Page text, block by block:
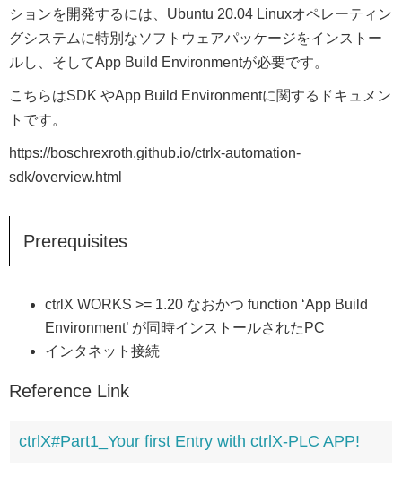
ションを開発するには、Ubuntu 20.04 Linuxオペレーティン
グシステムに特別なソフトウェアパッケージをインストー
ルし、そしてApp Build Environmentが必要です。
こちらはSDK やApp Build Environmentに関するドキュメン
トです。
https://boschrexroth.github.io/ctrlx-automation-
sdk/overview.html
Prerequisites
ctrlX WORKS >= 1.20 なおかつ function ‘App Build
Environment’ が同時インストールされたPC
インタネット接続
Reference Link
ctrlX#Part1_Your first Entry with ctrlX-PLC APP!